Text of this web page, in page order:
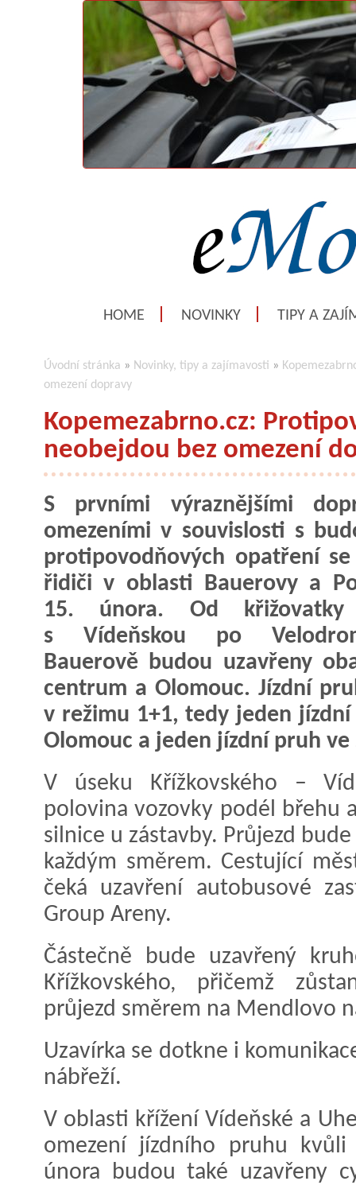
HOME NOVINKY TIPY A
Úvodní stránka » Novinky, tipy a zajímavosti »
omezení dopravy
Kopemezabrno.cz:
neobejdou bez omezení
S prvními výraznějšími
omezeními v souvislosti s
protipovodňových opatření
řidiči v oblasti Bauerovy a
15. února. Od křižovatky
s Vídeňskou po
Bauerově budou uzavřeny
centrum a Olomouc. Jízdní
v režimu 1+1, tedy jeden
Olomouc a jeden jízdní pruh
V úseku Křížkovského –
polovina vozovky podél břehu
silnice u zástavby. Průjezd
každým směrem. Cestující
čeká uzavření autobusové
Group Areny.
Částečně bude uzavřený
Křížkovského, přičemž
průjezd směrem na Mendlovo
Uzavírka se dotkne i
nábřeží.
V oblasti křížení Vídeňské a
omezení jízdního pruhu
února budou také uzavřeny